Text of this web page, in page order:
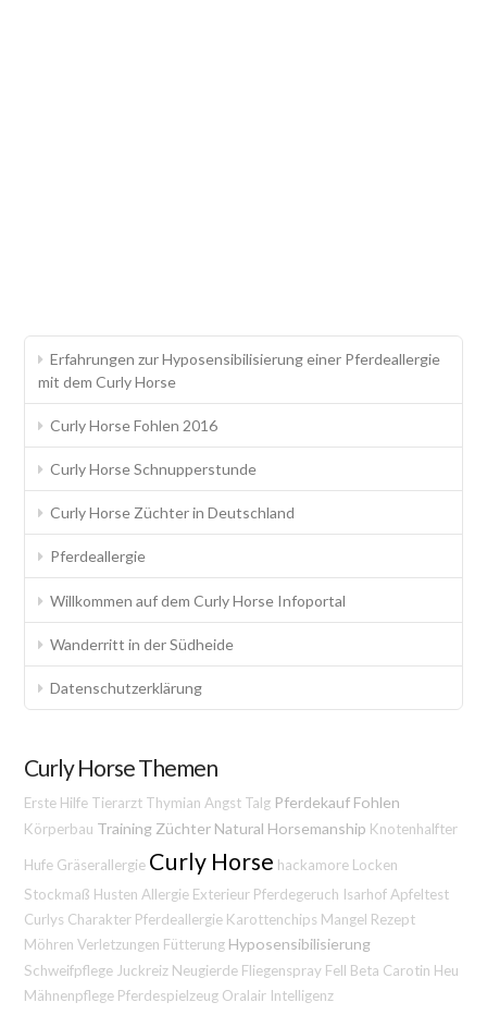
Erfahrungen zur Hyposensibilisierung einer Pferdeallergie
mit dem Curly Horse
Curly Horse Fohlen 2016
Curly Horse Schnupperstunde
Curly Horse Züchter in Deutschland
Pferdeallergie
Willkommen auf dem Curly Horse Infoportal
Wanderritt in der Südheide
Datenschutzerklärung
Curly Horse Themen
Erste Hilfe Tierarzt Thymian Angst Talg Pferdekauf Fohlen
Körperbau Training Züchter Natural Horsemanship Knotenhalfter
Hufe Gräserallergie Curly Horse hackamore Locken
Stockmaß Husten Allergie Exterieur Pferdegeruch Isarhof Apfeltest
Curlys Charakter Pferdeallergie Karottenchips Mangel Rezept
Möhren Verletzungen Fütterung Hyposensibilisierung
Schweifpflege Juckreiz Neugierde Fliegenspray Fell Beta Carotin Heu
Mähnenpflege Pferdespielzeug Oralair Intelligenz